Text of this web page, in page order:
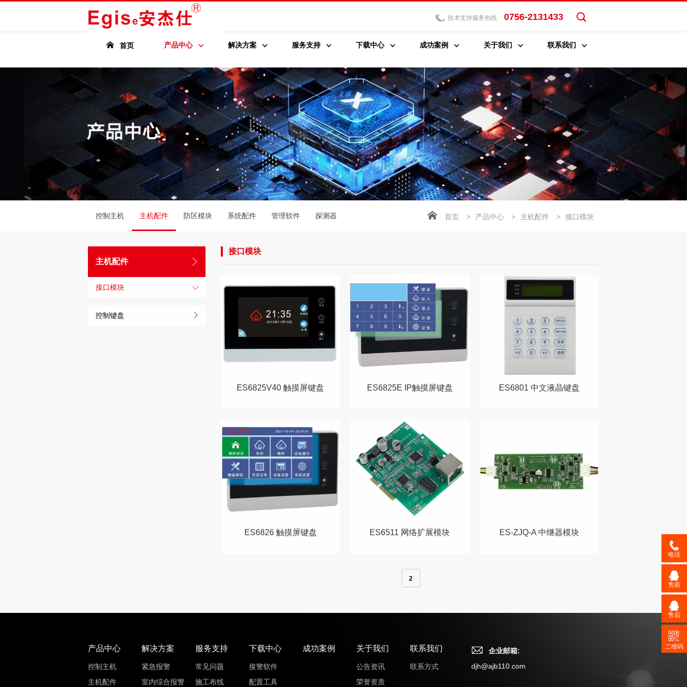
电话
售前
售后
二维码
技术支持服务热线 0756-2131433
首页 产品中心 解决方案 服务支持 下载中心 成功案例 关于我们 联系我们
控制主机 主机配件
主机配件
接口模块
控制键盘
防区模块 系统配件 管理软件 探测器 首页 > 产品中心 > 主机配件 > 接口模块
接口模块
ES6825V40 触摸屏键盘 ES6825E IP触摸屏键盘 ES6801 中文液晶键盘
ES6826 触摸屏键盘 ES6511 网络扩展模块 ES-ZJQ-A 中继器模块
2
产品中心
控制主机
主机配件
解决方案
紧急报警
室内综合报警
服务支持
常见问题
施工布线
下载中心
接警软件
配置工具
成功案例 关于我们
公告资讯
荣誉资质
联系我们
联系方式
企业邮箱:
djh@ajb110.com